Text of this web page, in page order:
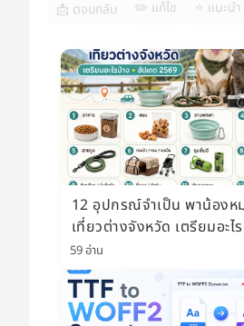
📩 ตอบกลับ ✏️ แก้ไข ⭐ แนะนำ
12 อุปกรณ์จำเป็น พาน้องห
เที่ยวต่างจังหวัด เตรียมอะไ
อัปเดต 2569
59 อ่าน